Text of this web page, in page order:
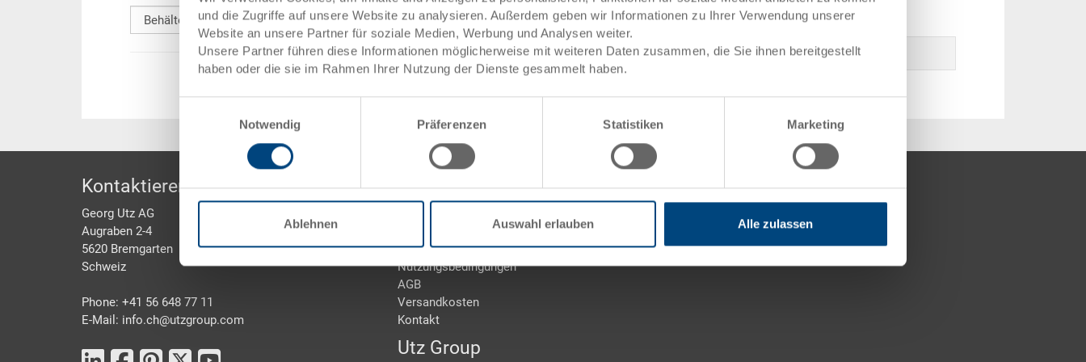
und die Zugriffe auf unsere Website zu analysieren. Außerdem geben wir Informationen zu Ihrer Verwendung unserer
Website an unsere Partner für soziale Medien, Werbung und Analysen weiter.
Unsere Partner führen diese Informationen möglicherweise mit weiteren Daten zusammen, die Sie ihnen bereitgestellt
haben oder die sie im Rahmen Ihrer Nutzung der Dienste gesammelt haben.
Notwendig
Präferenzen Statistiken Marketing
Ablehnen Auswahl erlauben Alle zulassen
Tablar ESD
Tablar ESD - 0 Produkte gefunden
Footer
Kontaktieren Sie uns
Georg Utz AG
Augraben 2-4
5620 Bremgarten
Schweiz
Phone: +41 56 648 77 11
E-Mail: info.ch@utzgroup.com
Geschäftsbedingungen
Cookie-Einstellungen
Nutzungsbedingungen
AGB
Versandkosten
Kontakt
Utz Group
Kompetenzen